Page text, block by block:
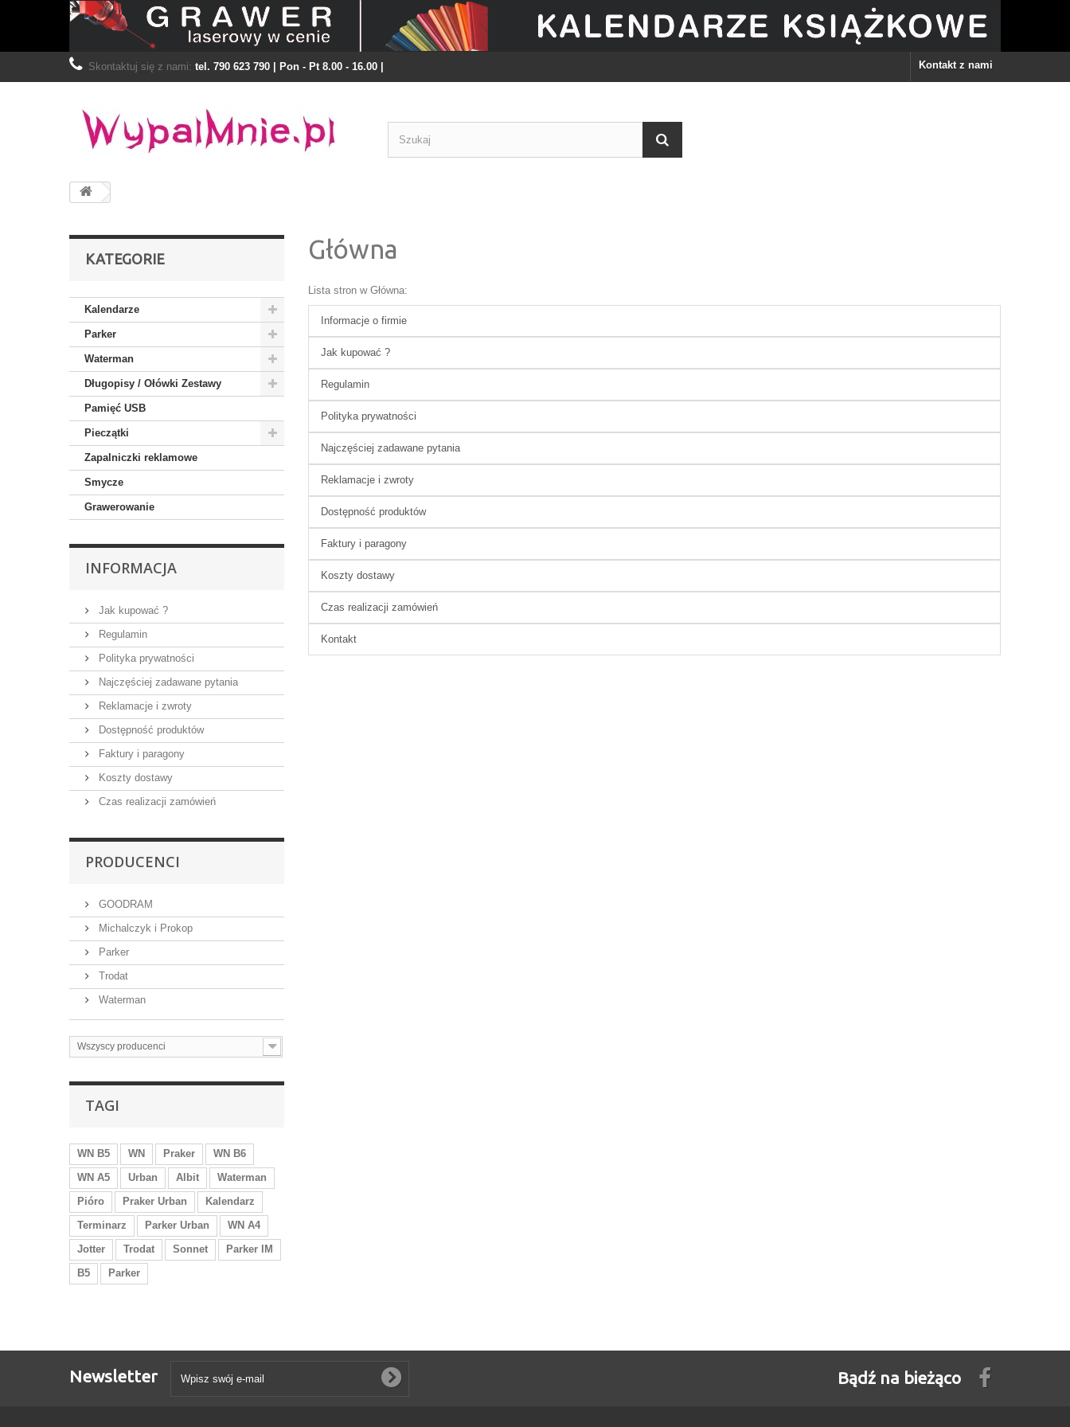
Kontakt z nami
Skontaktuj się z nami: tel. 790 623 790 | Pon - Pt 8.00 - 16.00 |
KATEGORIE
Kalendarze
Parker
Waterman
Długopisy / Ołówki Zestawy
Pamięć USB
Pieczątki
Zapalniczki reklamowe
Smycze
Grawerowanie
INFORMACJA
Jak kupować ?
Regulamin
Polityka prywatności
Najczęściej zadawane pytania
Reklamacje i zwroty
Dostępność produktów
Faktury i paragony
Koszty dostawy
Czas realizacji zamówień
PRODUCENCI
GOODRAM
Michalczyk i Prokop
Parker
Trodat
Waterman
Wszyscy producenci
TAGI
WN B5 WN Praker
WN B6
WN A5
Urban Albit
Waterman
Pióro
Praker Urban
Kalendarz
Terminarz
Parker Urban
WN A4
Jotter
Trodat Sonnet
Parker IM
B5
Parker
Główna
Lista stron w Główna:
Informacje o firmie
Jak kupować ?
Regulamin
Polityka prywatności
Najczęściej zadawane pytania
Reklamacje i zwroty
Dostępność produktów
Faktury i paragony
Koszty dostawy
Czas realizacji zamówień
Kontakt
Newsletter Bądź na bieżąco